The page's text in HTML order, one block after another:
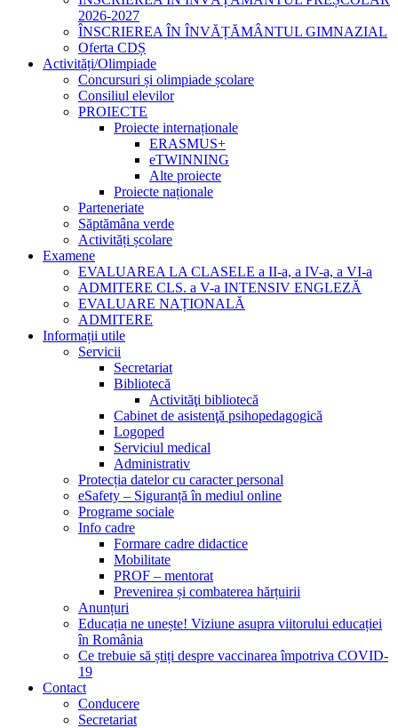
2026-2027
ÎNSCRIEREA ÎN ÎNVĂȚĂMÂNTUL GIMNAZIAL
Oferta CDȘ
Activități/Olimpiade
Concursuri și olimpiade școlare
Consiliul elevilor
PROIECTE
Proiecte internaționale
ERASMUS+
eTWINNING
Alte proiecte
Proiecte naționale
Parteneriate
Săptămâna verde
Activități școlare
Examene
EVALUAREA LA CLASELE a II-a, a IV-a, a VI-a
ADMITERE CLS. a V-a INTENSIV ENGLEZĂ
EVALUARE NAȚIONALĂ
ADMITERE
Informații utile
Servicii
Secretariat
Bibliotecă
Activităţi bibliotecă
Cabinet de asistenţă psihopedagogică
Logoped
Serviciul medical
Administrativ
Protecția datelor cu caracter personal
eSafety – Siguranță în mediul online
Programe sociale
Info cadre
Formare cadre didactice
Mobilitate
PROF – mentorat
Prevenirea și combaterea hărțuirii
Anunțuri
Educația ne unește! Viziune asupra viitorului educației
în România
Ce trebuie să știți despre vaccinarea împotriva COVID-
19
Contact
Conducere
Secretariat